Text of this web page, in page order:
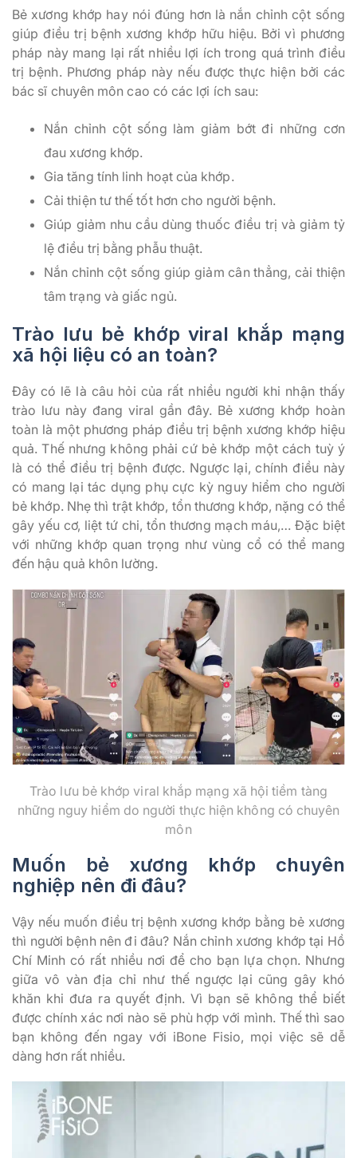
Bẻ xương khớp hay nói đúng hơn là nắn chỉnh cột sống
giúp điều trị bệnh xương khớp hữu hiệu. Bởi vì phương
pháp này mang lại rất nhiều lợi ích trong quá trình điều
trị bệnh. Phương pháp này nếu được thực hiện bởi các
bác sĩ chuyên môn cao có các lợi ích sau:
Nắn chỉnh cột sống làm giảm bớt đi những cơn
đau xương khớp.
Gia tăng tính linh hoạt của khớp.
Cải thiện tư thế tốt hơn cho người bệnh.
Giúp giảm nhu cầu dùng thuốc điều trị và giảm tỷ
lệ điều trị bằng phẫu thuật.
Nắn chỉnh cột sống giúp giảm cân thẳng, cải thiện
tâm trạng và giấc ngủ.
Trào lưu bẻ khớp viral khắp mạng
xã hội liệu có an toàn?
Đây có lẽ là câu hỏi của rất nhiều người khi nhận thấy
trào lưu này đang viral gần đây. Bẻ xương khớp hoàn
toàn là một phương pháp điều trị bệnh xương khớp hiệu
quả. Thế nhưng không phải cứ bẻ khớp một cách tuỳ ý
là có thể điều trị bệnh được. Ngược lại, chính điều này
có mang lại tác dụng phụ cực kỳ nguy hiểm cho người
bẻ khớp. Nhẹ thì trật khớp, tổn thương khớp, nặng có thể
gây yếu cơ, liệt tứ chi, tổn thương mạch máu,… Đặc biệt
với những khớp quan trọng như vùng cổ có thể mang
đến hậu quả khôn lường.
Trào lưu bẻ khớp viral khắp mạng xã hội tiềm tàng
những nguy hiểm do người thực hiện không có chuyên
môn
Muốn bẻ xương khớp chuyên
nghiệp nên đi đâu?
Vậy nếu muốn điều trị bệnh xương khớp bằng bẻ xương
thì người bệnh nên đi đâu? Nắn chỉnh xương khớp tại Hồ
Chí Minh có rất nhiều nơi để cho bạn lựa chọn. Nhưng
giữa vô vàn địa chỉ như thế ngược lại cũng gây khó
khăn khi đưa ra quyết định. Vì bạn sẽ không thể biết
được chính xác nơi nào sẽ phù hợp với mình. Thế thì sao
bạn không đến ngay với iBone Fisio, mọi việc sẽ dễ
dàng hơn rất nhiều.